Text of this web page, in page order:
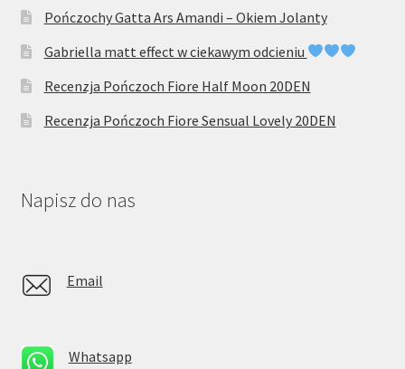
Pończochy Gatta Ars Amandi – Okiem Jolanty
Gabriella matt effect w ciekawym odcieniu
Recenzja Pończoch Fiore Half Moon 20DEN
Recenzja Pończoch Fiore Sensual Lovely 20DEN
Napisz do nas
Email
Whatsapp